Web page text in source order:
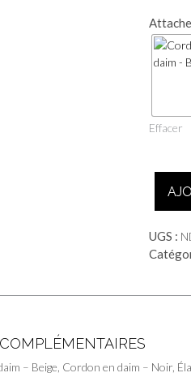
Attache
Effacer
quantité
Masque
japonais
-
[avec
UGS :
– Beige, Cordon en daim – Noir,